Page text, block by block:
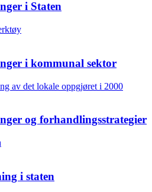
i Staten
i kommunal sektor
av det lokale oppgjøret i 2000
og forhandlingsstrategier
i staten